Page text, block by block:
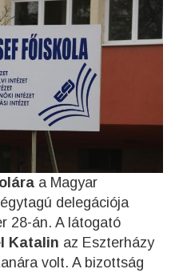
a Magyar
delegációja
28-án. A látogató
Katalin az Eszterházy
volt. A bizottság